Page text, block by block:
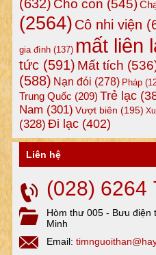
(632) Cho con (545)
(2564) Cô nhi viện
gia đình(137) mất liên
tức(591) Mất tích
(588) Nạn đói (278) Pháp
Trung Quốc (209) Trẻ lạc
Nam (301) Vượt biên (195)
(328) Đi lạc(402)
Liên hệ
(028) 6264
Hòm thư 005 - Bưu điện
Minh
Email: